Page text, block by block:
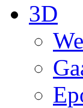
3D